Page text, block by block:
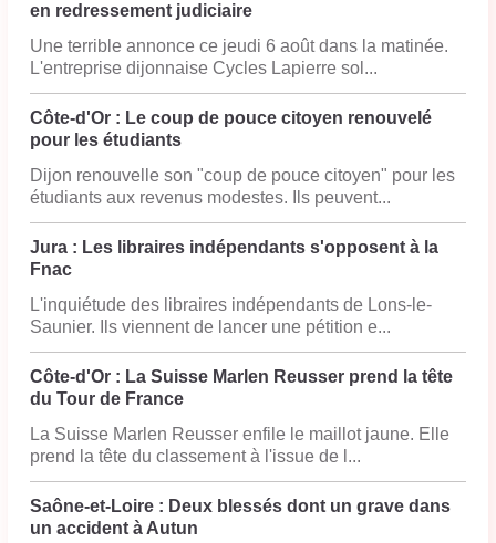
en redressement judiciaire
Une terrible annonce ce jeudi 6 août dans la matinée.
L'entreprise dijonnaise Cycles Lapierre sol...
Côte-d'Or : Le coup de pouce citoyen renouvelé
pour les étudiants
Dijon renouvelle son "coup de pouce citoyen" pour les
étudiants aux revenus modestes. Ils peuvent...
Jura : Les libraires indépendants s'opposent à la
Fnac
L'inquiétude des libraires indépendants de Lons-le-
Saunier. Ils viennent de lancer une pétition e...
Côte-d'Or : La Suisse Marlen Reusser prend la tête
du Tour de France
La Suisse Marlen Reusser enfile le maillot jaune. Elle
prend la tête du classement à l'issue de l...
Saône-et-Loire : Deux blessés dont un grave dans
un accident à Autun